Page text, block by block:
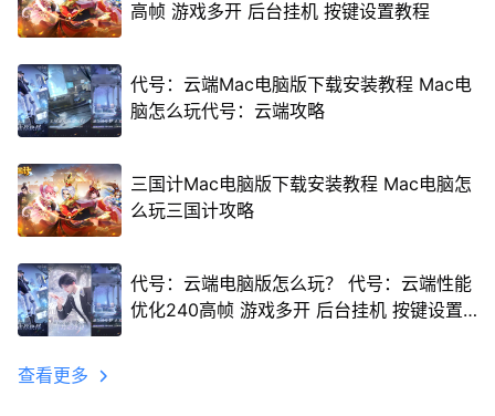
高帧 游戏多开 后台挂机 按键设置教程
代号：云端Mac电脑版下载安装教程 Mac电
脑怎么玩代号：云端攻略
三国计Mac电脑版下载安装教程 Mac电脑怎
么玩三国计攻略
代号：云端电脑版怎么玩？ 代号：云端性能
优化240高帧 游戏多开 后台挂机 按键设置
查看更多